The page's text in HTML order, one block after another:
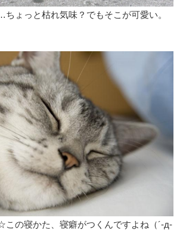
ょっと枯れ気味？でもそこが可愛い。
この寝かた、寝癖がつくんですよね（´-д-